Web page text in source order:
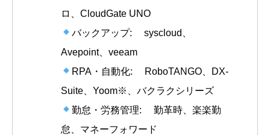
ロ、CloudGate UNO
バックアップ: syscloud、
Avepoint、veeam
RPA・自動化: RoboTANGO、DX-
Suite、Yoom※、バクラクシリーズ
勤怠・労務管理: 勤革時、楽楽勤
怠、マネーフォワード